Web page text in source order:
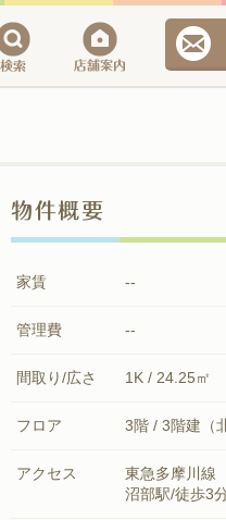
物件概要
家賃 --
管理費 --
間取り/広さ 1K / 24.25㎡
フロア 3階 / 3階建（
アクセス
東急多摩川線
沼部駅/徒歩3